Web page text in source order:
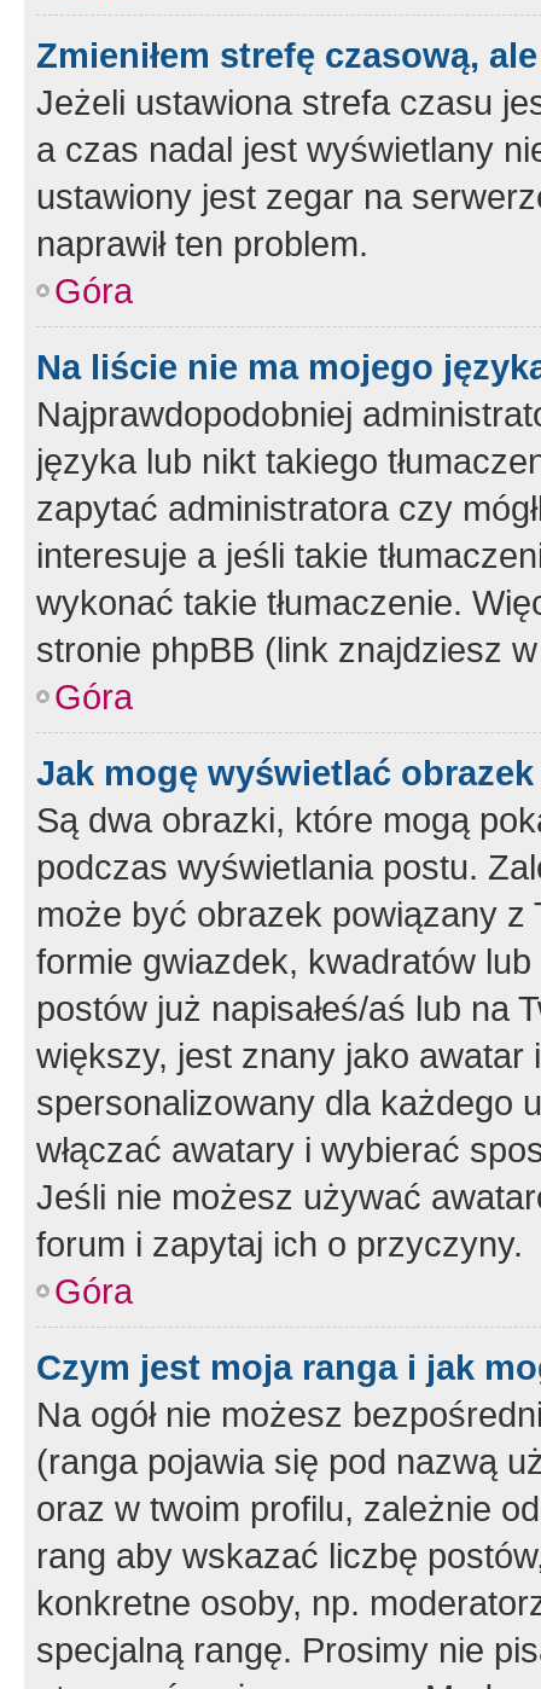
Zmieniłem strefę czasową,
Jeżeli ustawiona strefa czasu
a czas nadal jest wyświetlany
ustawiony jest zegar na
naprawił ten problem.
Góra
Na liście nie ma mojego
Najprawdopodobniej
języka lub nikt takiego
zapytać administratora czy
interesuje a jeśli takie
wykonać takie tłumaczenie.
stronie phpBB (link znajdziesz
Góra
Jak mogę wyświetlać
Są dwa obrazki, które mogą
podczas wyświetlania postu.
może być obrazek powiązany z
formie gwiazdek, kwadratów
postów już napisałeś/aś lub na
większy, jest znany jako
spersonalizowany dla każdego
włączać awatary i wybierać
Jeśli nie możesz używać
forum i zapytaj ich o przyczyny.
Góra
Czym jest moja ranga i jak
Na ogół nie możesz
(ranga pojawia się pod nazwą
oraz w twoim profilu, zależnie
rang aby wskazać liczbę
konkretne osoby, np.
specjalną rangę. Prosimy nie